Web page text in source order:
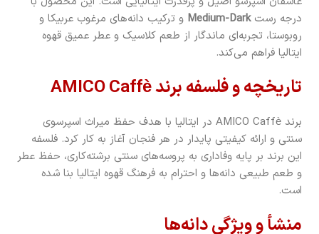
درجه رستMedium-Dark و ترکیب دانه‌های مرغوب عربیکا و
روبوستا، تجربه‌ای ماندگار از طعم کلاسیک و عطر عمیق قهوه
ایتالیا فراهم می‌کند.
تاریخچه و فلسفه برند AMICO Caffè
برند AMICO Caffè در ایتالیا با هدف حفظ میراث اسپرسوی
سنتی و ارائه کیفیتی پایدار در هر فنجان آغاز به کار کرد. فلسفه
این برند بر پایه وفاداری به پروسه‌های سنتی برشته‌کاری، حفظ عطر
و طعم طبیعی دانه‌ها و احترام به فرهنگ قهوه ایتالیا بنا شده
است.
منشأ و ویژگی دانه‌ها